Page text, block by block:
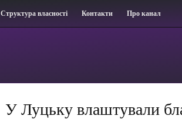
Структура власності Контакти Про канал
У Луцьку влаштували